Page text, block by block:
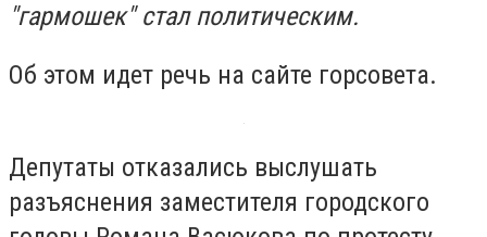
"гармошек" стал политическим.
Об этом идет речь на сайте горсовета.
Депутаты отказались выслушать
разъяснения заместителя городского